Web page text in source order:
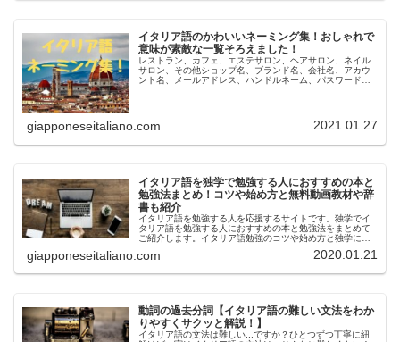
イタリア語のかわいいネーミング集！おしゃれで
意味が素敵な一覧そろえました！
レストラン、カフェ、エステサロン、ヘアサロン、ネイル
サロン、その他ショップ名、ブランド名、会社名、アカウ
ント名、メールアドレス、ハンドルネーム、パスワード、
giapponeseitaliano.com 2021.01.27
イタリア語を独学で勉強する人におすすめの本と
勉強法まとめ！コツや始め方と無料動画教材や辞
書も紹介
イタリア語を勉強する人を応援するサイトです。独学でイ
タリア語を勉強する人におすすめの本と勉強法をまとめて
ご紹介します。イタリア語勉強のコツや始め方と独学にお
紹介します！イタリア語を勉強した...
giapponeseitaliano.com 2020.01.21
動詞の過去分詞【イタリア語の難しい文法をわか
りやすくサクッと解説！】
イタリア語の文法は難しい...ですか？ひとつずつ丁寧に紐